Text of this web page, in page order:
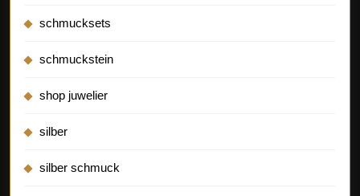
schmucksets
schmuckstein
shop juwelier
silber
silber schmuck